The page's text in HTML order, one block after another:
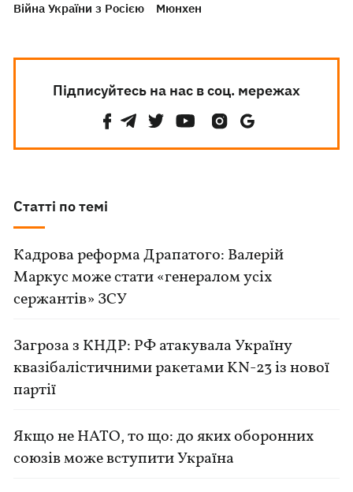
Війна України з Росією
Мюнхен
Підписуйтесь на нас в соц. мережах
Статті по темі
Кадрова реформа Драпатого: Валерій
Маркус може стати «генералом усіх
сержантів» ЗСУ
Загроза з КНДР: РФ атакувала Україну
квазібалістичними ракетами KN-23 із нової
партії
Якщо не НАТО, то що: до яких оборонних
союзів може вступити Україна